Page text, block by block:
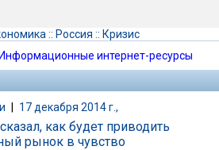
:: Россия :: Кризис
интернет-ресурсы
| 17 декабря 2014 г.,
как будет приводить
рынок в чувство